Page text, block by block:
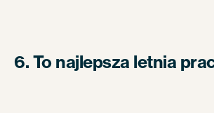
6. To najlepsza letnia